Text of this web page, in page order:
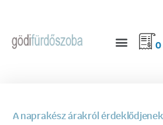
0
A naprakész árakról